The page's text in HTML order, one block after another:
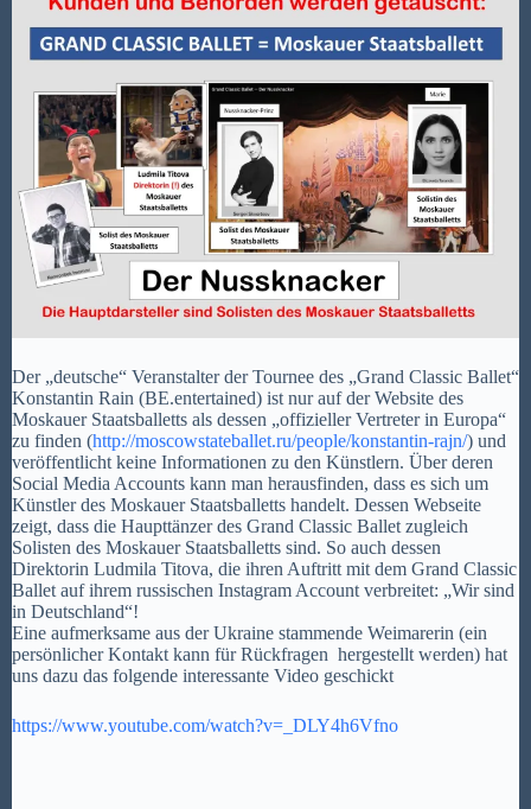
Der „deutsche“ Veranstalter der Tournee des „Grand Classic Ballet“
Konstantin Rain (BE.entertained) ist nur auf der Website des
Moskauer Staatsballetts als dessen „offizieller Vertreter in Europa“
zu finden (http://moscowstateballet.ru/people/konstantin-rajn/) und
veröffentlicht keine Informationen zu den Künstlern. Über deren
Social Media Accounts kann man herausfinden, dass es sich um
Künstler des Moskauer Staatsballetts handelt. Dessen Webseite
zeigt, dass die Haupttänzer des Grand Classic Ballet zugleich
Solisten des Moskauer Staatsballetts sind. So auch dessen
Direktorin Ludmila Titova, die ihren Auftritt mit dem Grand Classic
Ballet auf ihrem russischen Instagram Account verbreitet: „Wir sind
in Deutschland“!
Eine aufmerksame aus der Ukraine stammende Weimarerin (ein
persönlicher Kontakt kann für Rückfragen hergestellt werden) hat
uns dazu das folgende interessante Video geschickt
https://www.youtube.com/watch?v=_DLY4h6Vfno